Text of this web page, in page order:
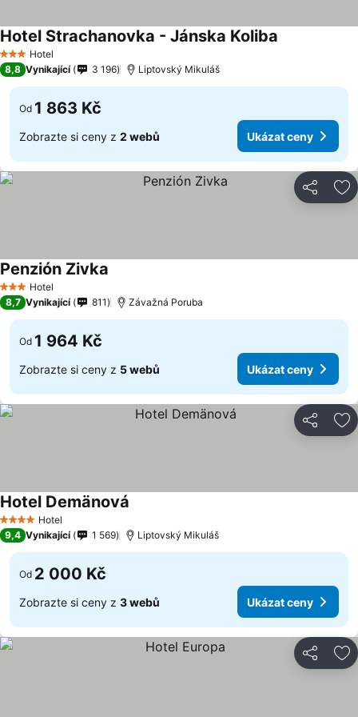
3 Počet hvězdiček
Hotel
Hotel Strachanovka - Jánska Koliba
8,8 Vynikající 3 196 Liptovský Mikuláš
Od 1 863 Kč
Zobrazte si ceny z 2 webů Ukázat ceny
Sdílet
3 Počet hvězdiček
Hotel
Penzión Zivka
8,7 Vynikající 811 Závažná Poruba
Od 1 964 Kč
Zobrazte si ceny z 5 webů Ukázat ceny
Sdílet
4 Počet hvězdiček
Hotel
Hotel Demänová
9,4 Vynikající 1 569 Liptovský Mikuláš
Od 2 000 Kč
Zobrazte si ceny z 3 webů Ukázat ceny
Sdílet